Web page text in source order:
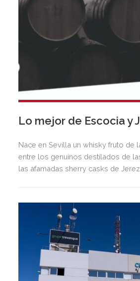
Lo mejor de Escocia y
Nace en Sevilla un whisky fruto de
entre los genuinos destilados de
las afamadas sherry casks de Jerez